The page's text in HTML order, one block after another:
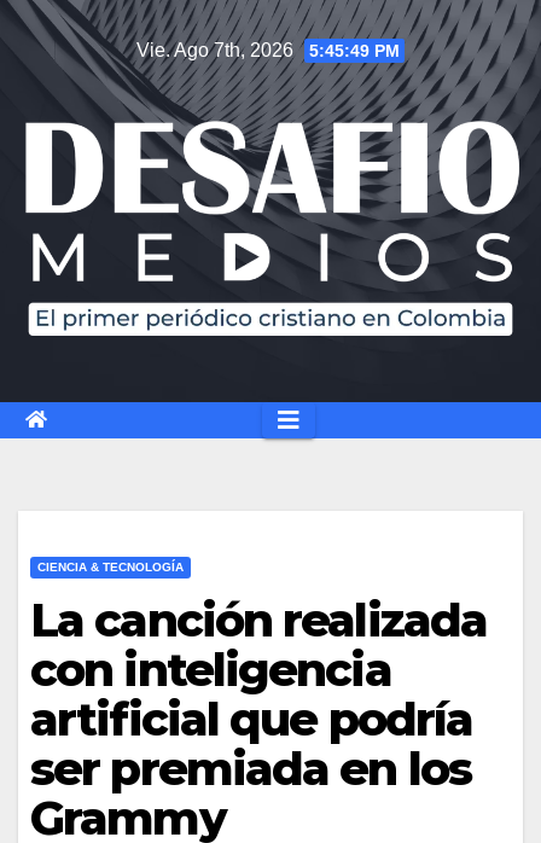
Vie. Ago 7th, 2026 5:45:50 PM
CIENCIA & TECNOLOGÍA
La canción realizada
con inteligencia
artificial que podría
ser premiada en los
Grammy